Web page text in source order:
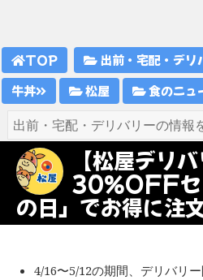
TOP 出前・宅配・デリ
牛丼
松屋 食のニュ
【松屋デリバ
30％OFFセ
の日」でお得に注
4/16〜5/12の期間、デリバリ